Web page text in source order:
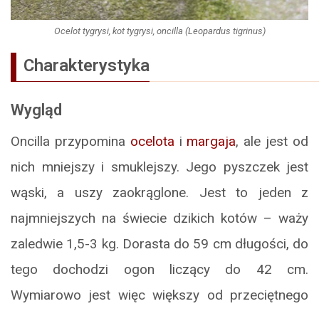
Ocelot tygrysi, kot tygrysi, oncilla (Leopardus tigrinus)
Charakterystyka
Wygląd
Oncilla przypomina ocelota i margaja, ale jest od
nich mniejszy i smuklejszy. Jego pyszczek jest
wąski, a uszy zaokrąglone. Jest to jeden z
najmniejszych na świecie dzikich kotów – waży
zaledwie 1,5-3 kg. Dorasta do 59 cm długości, do
tego dochodzi ogon liczący do 42 cm.
Wymiarowo jest więc większy od przeciętnego